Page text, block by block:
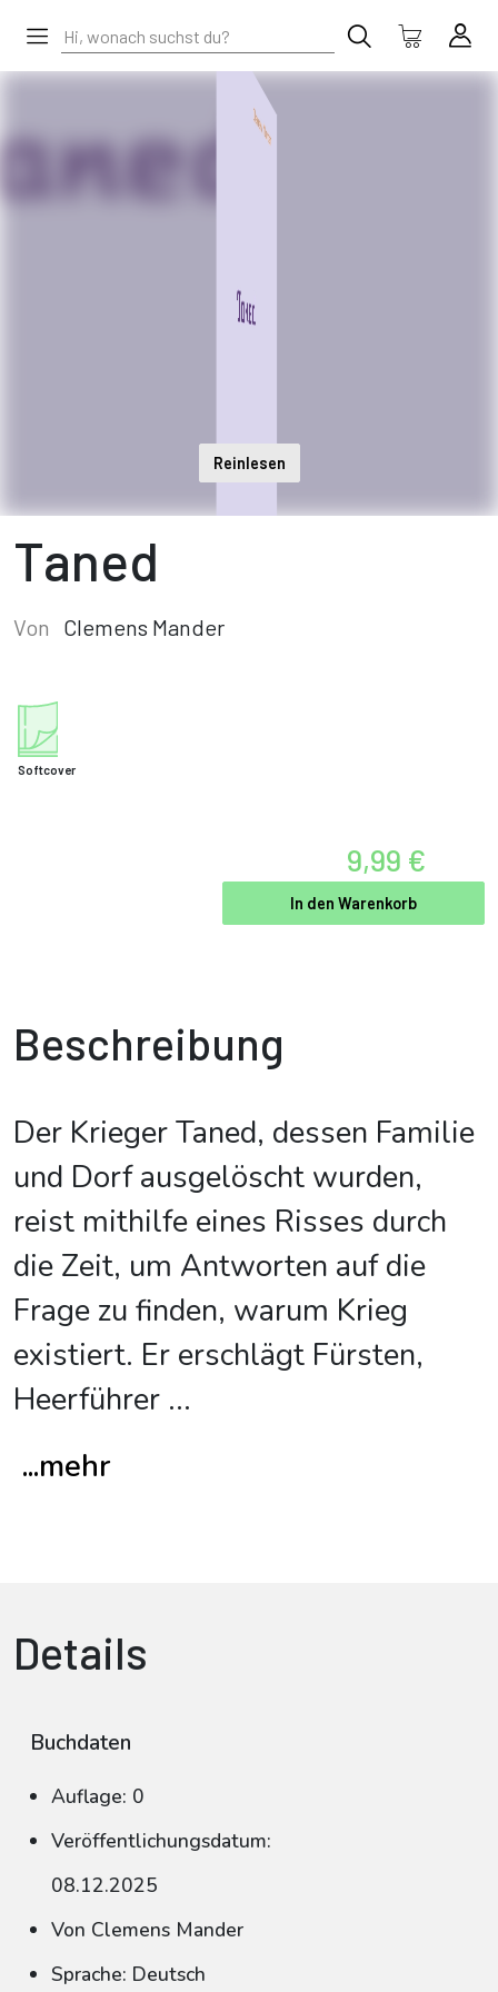
Reinlesen
Taned
Von Clemens Mander
Softcover
9,99 €
In den Warenkorb
Beschreibung
Der Krieger Taned, dessen Familie
und Dorf ausgelöscht wurden,
reist mithilfe eines Risses durch
die Zeit, um Antworten auf die
Frage zu finden, warum Krieg
existiert. Er erschlägt Fürsten,
Heerführer ...
...mehr
Details
Buchdaten
Auflage: 0
Veröffentlichungsdatum:
08.12.2025
Von Clemens Mander
Sprache: Deutsch